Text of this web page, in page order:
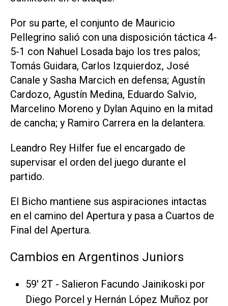
Por su parte, el conjunto de Mauricio
Pellegrino salió con una disposición táctica 4-
5-1 con Nahuel Losada bajo los tres palos;
Tomás Guidara, Carlos Izquierdoz, José
Canale y Sasha Marcich en defensa; Agustín
Cardozo, Agustín Medina, Eduardo Salvio,
Marcelino Moreno y Dylan Aquino en la mitad
de cancha; y Ramiro Carrera en la delantera.
Leandro Rey Hilfer fue el encargado de
supervisar el orden del juego durante el
partido.
El Bicho mantiene sus aspiraciones intactas
en el camino del Apertura y pasa a Cuartos de
Final del Apertura.
Cambios en Argentinos Juniors
59' 2T - Salieron Facundo Jainikoski por
Diego Porcel y Hernán López Muñoz por